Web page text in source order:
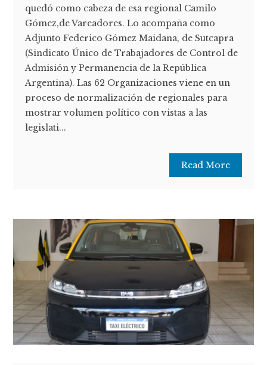
quedó como cabeza de esa regional Camilo
Gómez,de Vareadores. Lo acompaña como
Adjunto Federico Gómez Maidana, de Sutcapra
(Sindicato Único de Trabajadores de Control de
Admisión y Permanencia de la República
Argentina). Las 62 Organizaciones viene en un
proceso de normalización de regionales para
mostrar volumen político con vistas a las
legislati...
Read More